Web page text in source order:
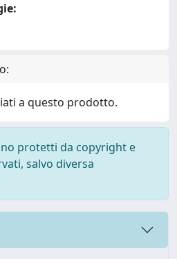
a questo prodotto.
protetti da copyright e
salvo diversa